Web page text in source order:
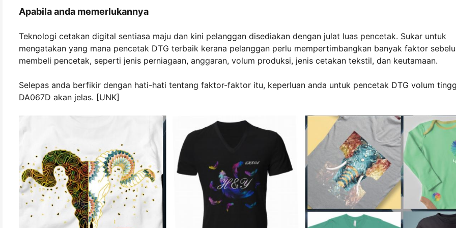
Apabila anda memerlukannya
Teknologi cetakan digital sentiasa maju dan kini pelanggan disediakan dengan julat luas pencetak. Sukar untuk
mengatakan yang mana pencetak DTG terbaik kerana pelanggan perlu mempertimbangkan banyak faktor
membeli pencetak, seperti jenis perniagaan, anggaran, volum produksi, jenis cetakan tekstil, dan keutamaan.
Selepas anda berfikir dengan hati-hati tentang faktor-faktor itu, keperluan anda untuk pencetak DTG volum
DA067D akan jelas. [UNK]